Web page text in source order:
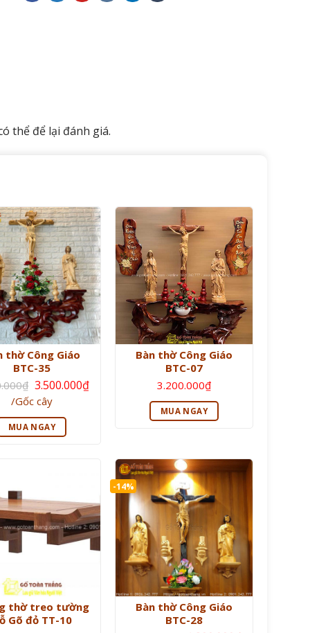
thể để lại đánh giá.
thờ Công Giáo
BTC-35
₫ Giá
gốc
là:
3.800.000₫.
3.500.000₫
Giá
hiện
tại
là:
3.500.000₫.
/Gốc cây
MUA NGAY
Bàn thờ Công Giáo
BTC-07
3.200.000₫
MUA NGAY
thờ treo tường
Gõ đỏ TT-10
-14%
Bàn thờ Công Giáo
BTC-28